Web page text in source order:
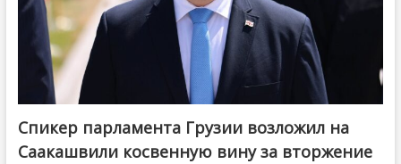
Спикер парламента Грузии возложил на
Саакашвили косвенную вину за вторжение